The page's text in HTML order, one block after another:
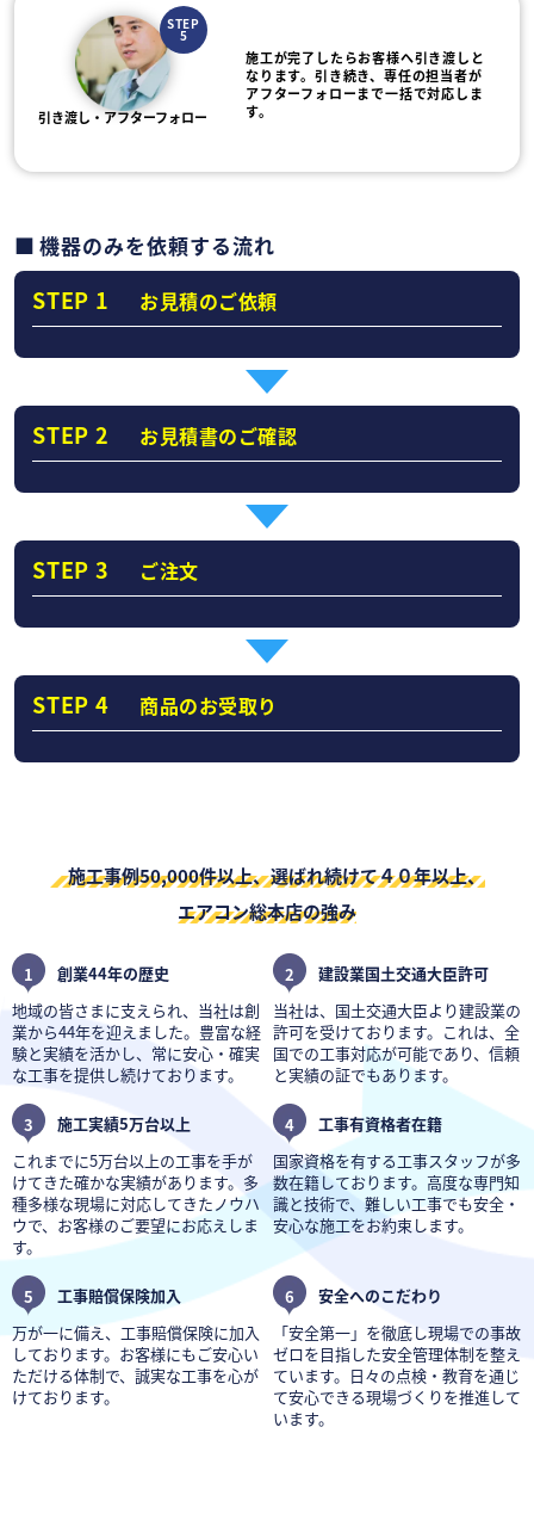
STEP
5
引き渡し・アフターフォロー
施工が完了したらお客様へ引き渡しと
なります。引き続き、専任の担当者が
アフターフォローまで一括で対応しま
す。
機器のみを依頼する流れ
STEP 1 お見積のご依頼
STEP 2 お見積書のご確認
STEP 3 ご注文
STEP 4 商品のお受取り
施工事例50,000件以上、選ばれ続けて４０年以上、
エアコン総本店の強み
1
創業44年の歴史
地域の皆さまに支えられ、当社は創
業から44年を迎えました。豊富な経
験と実績を活かし、常に安心・確実
な工事を提供し続けております。
2
建設業国土交通大臣許可
当社は、国土交通大臣より建設業の
許可を受けております。これは、全
国での工事対応が可能であり、信頼
と実績の証でもあります。
3
施工実績5万台以上
これまでに5万台以上の工事を手が
けてきた確かな実績があります。多
種多様な現場に対応してきたノウハ
ウで、お客様のご要望にお応えしま
す。
4
工事有資格者在籍
国家資格を有する工事スタッフが多
数在籍しております。高度な専門知
識と技術で、難しい工事でも安全・
安心な施工をお約束します。
5
工事賠償保険加入
万が一に備え、工事賠償保険に加入
しております。お客様にもご安心い
ただける体制で、誠実な工事を心が
けております。
6
安全へのこだわり
「安全第一」を徹底し現場での事故
ゼロを目指した安全管理体制を整え
ています。日々の点検・教育を通じ
て安心できる現場づくりを推進して
います。